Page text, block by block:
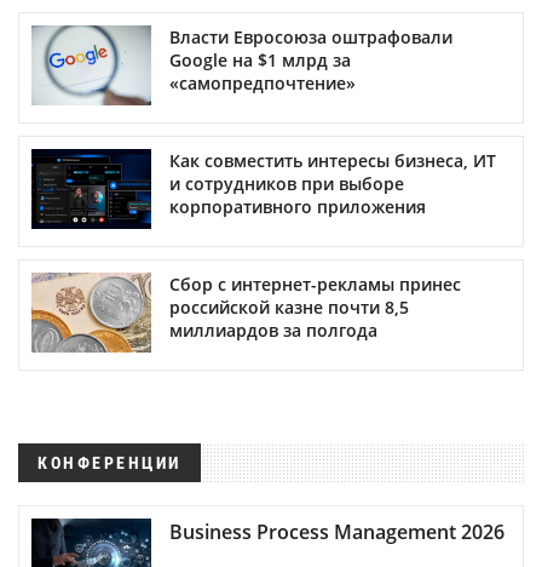
Власти Евросоюза оштрафовали
Google на $1 млрд за
«самопредпочтение»
Как совместить интересы бизнеса, ИТ
и сотрудников при выборе
корпоративного приложения
Сбор с интернет-рекламы принес
российской казне почти 8,5
миллиардов за полгода
КОНФЕРЕНЦИИ
Business Process Management 2026